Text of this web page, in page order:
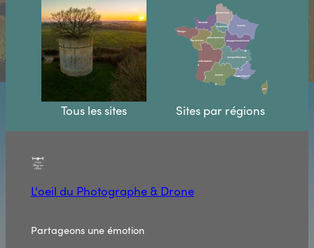
Tous les sites Sites par régions
L'oeil du Photographe & Drone
Partageons une émotion